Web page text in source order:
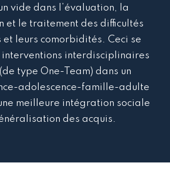
vide dans l’évaluation, la
et le traitement des difficultés
leurs comorbidités. Ceci se
interdisciplinaires
type One-Team) dans un
adolescence-famille-adulte
meilleure intégration sociale
des acquis.